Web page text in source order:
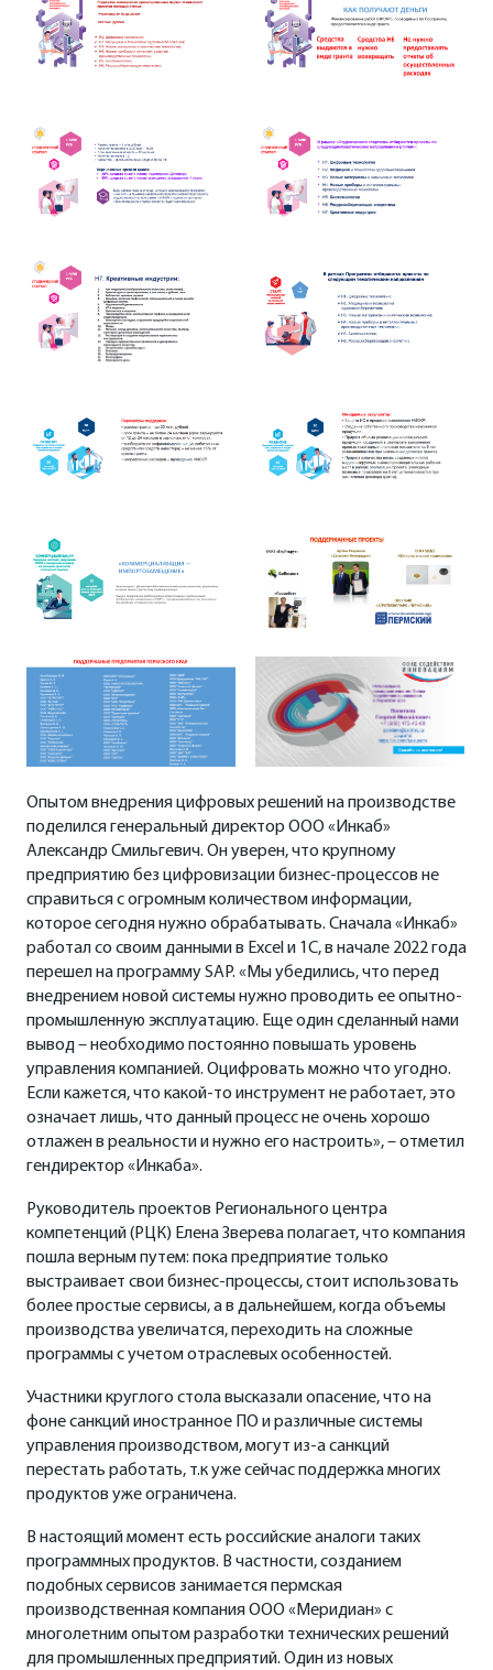
Опытом внедрения цифровых решений на производстве
поделился генеральный директор ООО «Инкаб»
Александр Смильгевич. Он уверен, что крупному
предприятию без цифровизации бизнес-процессов не
справиться с огромным количеством информации,
которое сегодня нужно обрабатывать. Сначала «Инкаб»
работал со своим данными в Excel и 1С, в начале 2022 года
перешел на программу SAP. «Мы убедились, что перед
внедрением новой системы нужно проводить ее опытно-
промышленную эксплуатацию. Еще один сделанный нами
вывод – необходимо постоянно повышать уровень
управления компанией. Оцифровать можно что угодно.
Если кажется, что какой-то инструмент не работает, это
означает лишь, что данный процесс не очень хорошо
отлажен в реальности и нужно его настроить», – отметил
гендиректор «Инкаба».
Руководитель проектов Регионального центра
компетенций (РЦК) Елена Зверева полагает, что компания
пошла верным путем: пока предприятие только
выстраивает свои бизнес-процессы, стоит использовать
более простые сервисы, а в дальнейшем, когда объемы
производства увеличатся, переходить на сложные
программы с учетом отраслевых особенностей.
Участники круглого стола высказали опасение, что на
фоне санкций иностранное ПО и различные системы
управления производством, могут из-а санкций
перестать работать, т.к уже сейчас поддержка многих
продуктов уже ограничена.
В настоящий момент есть российские аналоги таких
программных продуктов. В частности, созданием
подобных сервисов занимается пермская
производственная компания ООО «Меридиан» с
многолетним опытом разработки технических решений
для промышленных предприятий. Один из новых